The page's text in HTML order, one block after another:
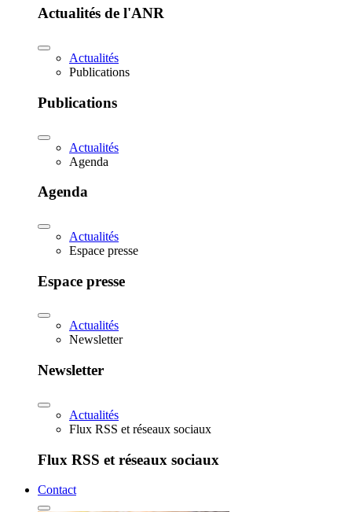
Actualités de l'ANR
Actualités
Publications
Publications
Actualités
Agenda
Agenda
Actualités
Espace presse
Espace presse
Actualités
Newsletter
Newsletter
Actualités
Flux RSS et réseaux sociaux
Flux RSS et réseaux sociaux
Contact